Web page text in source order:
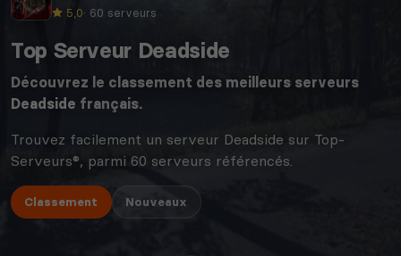
5,0· 60 serveurs
Top Serveur Deadside
Découvrez le classement des meilleurs serveurs
Deadside français.
Trouvez facilement un serveur Deadside sur Top-
Serveurs®, parmi 60 serveurs référencés.
Classement Nouveaux